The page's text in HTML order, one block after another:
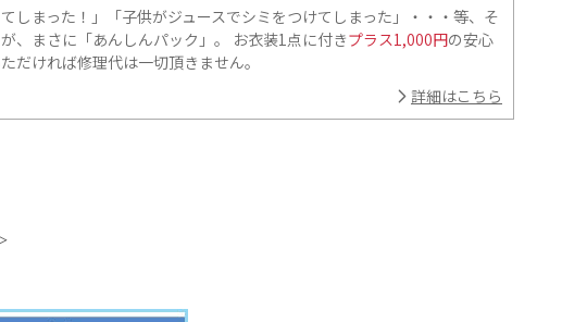
てしまった！」「子供がジュースでシミをつけてしまった」・・・等、そ
、まさに「あんしんパック」。 お衣装1点に付きプラス1,000円の安心
だければ修理代は一切頂きません。
詳細はこちら